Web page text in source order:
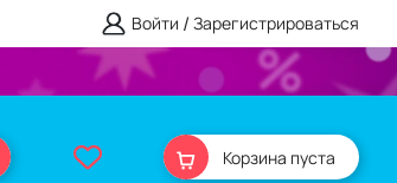
Войти / Зарегистрироваться
Корзина пуста